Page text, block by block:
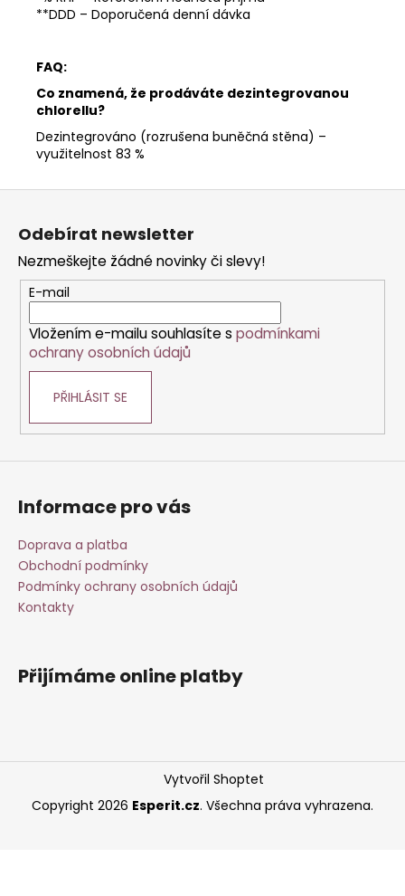
**DDD – Doporučená denní dávka
FAQ:
Co znamená, že prodáváte dezintegrovanou
chlorellu?
Dezintegrováno (rozrušena buněčná stěna) –
využitelnost 83 %
Z
Odebírat newsletter
Nezmeškejte žádné novinky či slevy!
E-mail
Vložením e-mailu souhlasíte s podmínkami
ochrany osobních údajů
PŘIHLÁSIT SE
Informace pro vás
Doprava a platba
Obchodní podmínky
Podmínky ochrany osobních údajů
Kontakty
Přijímáme online platby
Vytvořil Shoptet
Copyright 2026 Esperit.cz. Všechna práva vyhrazena.